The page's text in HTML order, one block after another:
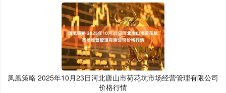
凤凰策略 2025年10月23日河北唐山市荷花坑市场经营管理有限公司
价格行情